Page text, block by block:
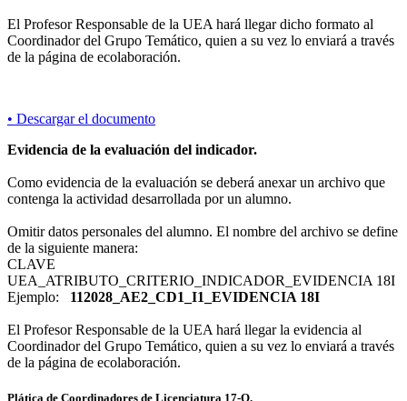
El Profesor Responsable de la UEA hará llegar dicho formato al
Coordinador del Grupo Temático, quien a su vez lo enviará a través
de la página de ecolaboración.
• Descargar el documento
Evidencia de la evaluación del indicador.
Como evidencia de la evaluación se deberá anexar un archivo que
contenga la actividad desarrollada por un alumno.
Omitir datos personales del alumno. El nombre del archivo se define
de la siguiente manera:
CLAVE
UEA_ATRIBUTO_CRITERIO_INDICADOR_EVIDENCIA 18I
Ejemplo: 112028_AE2_CD1_I1_EVIDENCIA 18I
El Profesor Responsable de la UEA hará llegar la evidencia al
Coordinador del Grupo Temático, quien a su vez lo enviará a través
de la página de ecolaboración.
Plática de Coordinadores de Licenciatura 17-O.